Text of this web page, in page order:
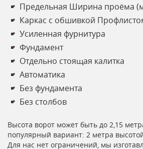
Предельная Ширина проёма
Каркас с обшивкой
Усиленная фурнитура
Фундамент
Отдельно стоящая калитка
Автоматика
Без фундамента
Без столбов
Высота ворот может быть до 2,15
популярный вариант: 2 метра
Для нас нет ограничений, мы